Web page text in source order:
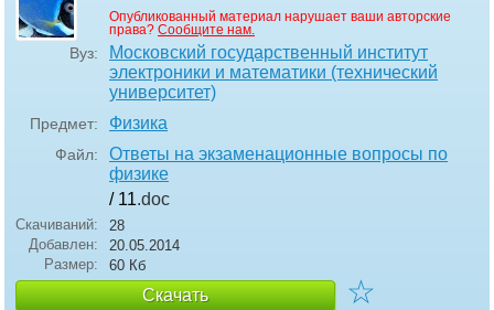
Опубликованный материал нарушает ваши авторские
права? Сообщите нам.
Вуз:
Московский государственный институт
электроники и математики (технический
университет)
Предмет: Физика
Файл:
Ответы на экзаменационные вопросы по
физике
/ 11.doc
Скачиваний:
28
Добавлен:
20.05.2014
Размер:
60 Кб
Скачать ☆